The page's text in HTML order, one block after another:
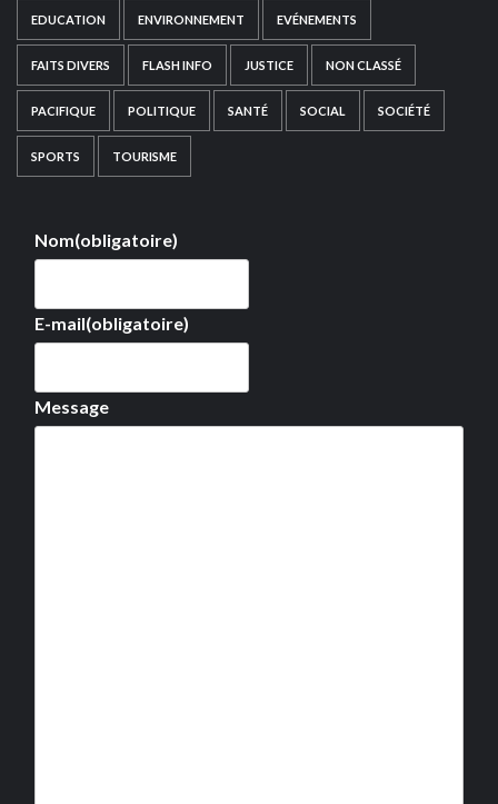
EDUCATION ENVIRONNEMENT EVÉNEMENTS
FAITS DIVERS FLASH INFO JUSTICE NON CLASSÉ
PACIFIQUE POLITIQUE SANTÉ SOCIAL SOCIÉTÉ
SPORTS TOURISME
Nom(obligatoire)
E-mail(obligatoire)
Message